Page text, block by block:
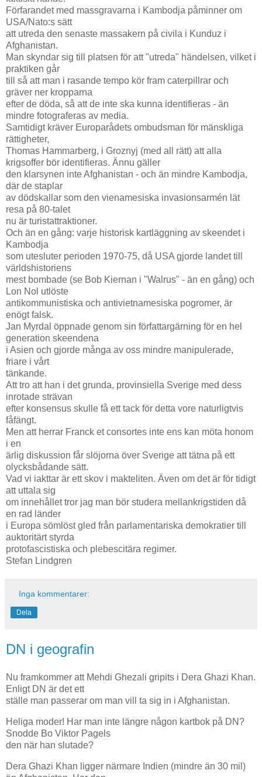
Förfarandet med massgravarna i Kambodja påminner om
USA/Nato:s sätt
att utreda den senaste massakern på civila i Kunduz i
Afghanistan.
Man skyndar sig till platsen för att "utreda" händelsen, vilket i
praktiken går
till så att man i rasande tempo kör fram caterpillrar och
gräver ner kropparna
efter de döda, så att de inte ska kunna identifieras - än
mindre fotograferas av media.
Samtidigt kräver Europarådets ombudsman för mänskliga
rättigheter,
Thomas Hammarberg, i Groznyj (med all rätt) att alla
krigsoffer bör identifieras. Ännu gäller
den klarsynen inte Afghanistan - och än mindre Kambodja,
där de staplar
av dödskallar som den vienamesiska invasionsarmén lät
resa på 80-talet
nu är turistattraktioner.
Och än en gång: varje historisk kartläggning av skeendet i
Kambodja
som utesluter perioden 1970-75, då USA gjorde landet till
världshistoriens
mest bombade (se Bob Kiernan i "Walrus" - än en gång) och
Lon Nol utlöste
antikommunistiska och antivietnamesiska pogromer, är
enögt falsk.
Jan Myrdal öppnade genom sin författargärning för en hel
generation skeendena
i Asien och gjorde många av oss mindre manipulerade,
friare i vårt
tänkande.
Att tro att han i det grunda, provinsiella Sverige med dess
inrotade strävan
efter konsensus skulle få ett tack för detta vore naturligtvis
fåfängt.
Men att herrar Franck et consortes inte ens kan möta honom
i en
ärlig diskussion får slöjorna över Sverige att tätna på ett
olycksbådande sätt.
Vad vi iakttar är ett skov i makteliten. Även om det är för tidigt
att uttala sig
om innehållet tror jag man bör studera mellankrigstiden då
en rad länder
i Europa sömlöst gled från parlamentariska demokratier till
auktoritärt styrda
protofascistiska och plebescitära regimer.
Stefan Lindgren
Inga kommentarer:
Dela
DN i geografin
Nu framkommer att Mehdi Ghezali gripits i Dera Ghazi Khan.
Enligt DN är det ett
ställe man passerar om man vill ta sig in i Afghanistan.
Heliga moder! Har man inte längre någon kartbok på DN?
Snodde Bo Viktor Pagels
den när han slutade?
Dera Ghazi Khan ligger närmare Indien (mindre än 30 mil)